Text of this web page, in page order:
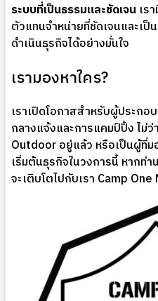
ระบบที่เป็นธรรมและชัดเจน เร
ตัวแทนจำหน่ายที่ชัดเจนและเป็
ดำเนินธุรกิจได้อย่างมั่นใจ
เรามองหาใคร?
เราเปิดโอกาสสำหรับผู้ประกอ
กลางแจ้งและการแคมป์ปิ้ง ไม่
Outdoor อยู่แล้ว หรือเป็นผู้ที่ม
เริ่มต้นธุรกิจในวงการนี้ หาก
จะเติบโตไปกับเรา Camp